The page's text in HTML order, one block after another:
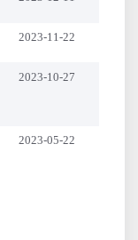
2023-11-22
2023-10-27
2023-05-22